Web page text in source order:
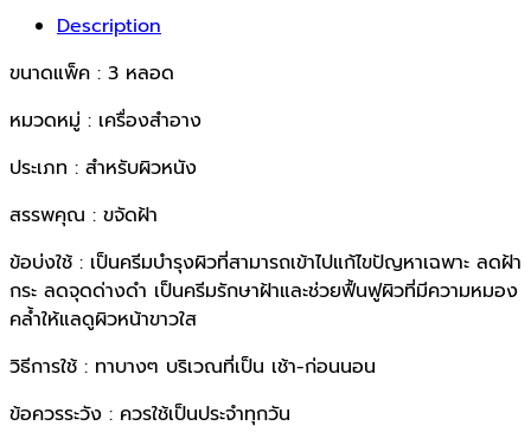
ShareDescription
ขนาดแพ็ค : 3 หลอด
หมวดหมู่ : เครื่องสำอาง
ประเภท : สำหรับผิวหนัง
สรรพคุณ : ขจัดฝ้า
ข้อบ่งใช้ : เป็นครีมบำรุงผิวที่สามารถเข้าไปแก้ไขปัญหาเฉพาะ ลดฝ้า
กระ ลดจุดด่างดำ เป็นครีมรักษาฝ้าและช่วยฟื้นฟูผิวที่มีความหมอง
คล้ำให้แลดูผิวหน้าขาวใส
วิธีการใช้ : ทาบางๆ บริเวณที่เป็น เช้า-ก่อนนอน
ข้อควรระวัง : ควรใช้เป็นประจำทุกวัน